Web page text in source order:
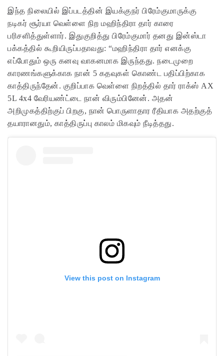
இந்த நிலையில் இப்படத்தின் இயக்குநர் பிரேம்குமாருக்கு
நடிகர் சூர்யா வெள்ளை நிற மஹிந்திரா தார் காரை
பரிசளித்துள்ளார். இதுகுறித்து பிரேம்குமார் தனது இன்ஸ்டா
பக்கத்தில் கூறியிருப்பதாவது: “மஹிந்திரா தார் எனக்கு
எப்போதும் ஒரு கனவு வாகனமாக இருந்தது. நடைமுறை
காரணங்களுக்காக நான் 5 கதவுகள் கொண்ட பதிப்பிற்காக
காத்திருந்தேன். குறிப்பாக வெள்ளை நிறத்தில் தார் ராக்ஸ் AX
5L 4x4 வேரியண்ட்டை நான் விரும்பினேன். அதன்
அறிமுகத்திற்குப் பிறகு, நான் பொருளாதார ரீதியாக அதற்குத்
தயாரானதும், காத்திருப்பு காலம் மிகவும் நீடித்தது.
View this post on Instagram